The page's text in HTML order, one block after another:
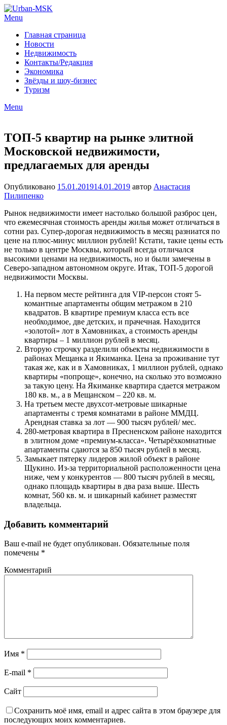
Menu
Главная страница
Новости
Недвижимость
Контакты/Редакция
Экономика
Звёзды и шоу-бизнес
Туризм
Menu
ТОП-5 квартир на рынке элитной
Московской недвижимости,
предлагаемых для аренды
Опубликовано 15.01.201914.01.2019 автор Анастасия
Пилипенко
Рынок недвижимости имеет настолько большой разброс цен,
что ежемесячная стоимость аренды жилья может отличаться в
сотни раз. Супер-дорогая недвижимость в месяц разниатся по
цене на плюс-минус миллион рублей! Кстати, такие цены есть
не только в центре Москвы, который всегда отличался
высокими ценами на недвижимость, но и были замечены в
Северо-западном автономном округе. Итак, ТОП-5 дорогой
недвижимости Москвы.
На первом месте рейтинга для VIP-персон стоят 5-
комантные апартаменты общим метражом в 210
квадратов. В квартире премиум класса есть все
необходимое, две детских, и прачечная. Находится
«золотой» лот в Хамовниках, а стоимость аренды
квартиры – 1 миллион рублей в месяц.
Вторую строчку разделили объекты недвижимости в
районах Мещанка и Якиманка. Цена за проживание тут
такая же, как и в Хамовниках, 1 миллион рублей, однако
квартиры «попроще», конечно, на сколько это возможно
за такую цену. На Якиманке квартира сдается метражом
180 кв. м., а в Мещанском – 220 кв. м.
На третьем месте двухсот-метровые шикарные
апартаменты с тремя комнатами в районе ММДЦ.
Арендная ставка за лот — 900 тысяч рублей/ мес.
280-метровая квартира в Пресненском районе находится
в элитном доме «премиум-класса». Четырёхкомнатные
апартаменты сдаются за 850 тысяч рублей в месяц.
Замыкает пятерку лидеров жилой объект в районе
Щукино. Из-за территориальной расположенности цена
ниже, чем у конкурентов — 800 тысяч рублей в месяц,
однако площадь квартиры в два раза выше. Шесть
комнат, 560 кв. м. и шикарный кабинет разместят
владельца.
Добавить комментарий
Ваш e-mail не будет опубликован. Обязательные поля
помечены *
Комментарий
Имя *
E-mail *
Сайт
Сохранить моё имя, email и адрес сайта в этом браузере для
последующих моих комментариев.